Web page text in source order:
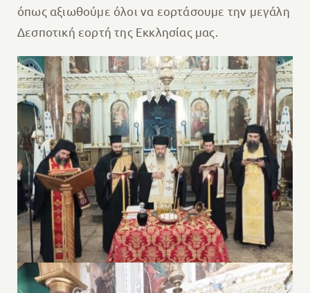
όπως αξιωθούμε όλοι να εορτάσουμε την μεγάλη
Δεσποτική εορτή της Εκκλησίας μας.